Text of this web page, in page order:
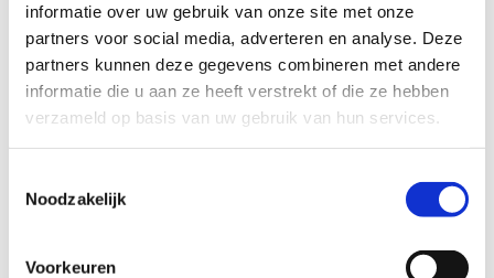
informatie over uw gebruik van onze site met onze
partners voor social media, adverteren en analyse. Deze
partners kunnen deze gegevens combineren met andere
informatie die u aan ze heeft verstrekt of die ze hebben
verzameld op basis van uw gebruik van hun services.
Noodzakelijk
Voorkeuren